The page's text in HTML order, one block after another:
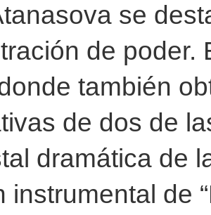
se
de poder.
también
de dos de
dramática de
instrumental de